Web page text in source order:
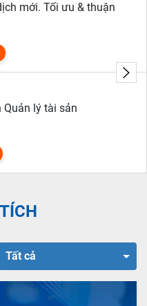
mới. Tối ưu & thuận
Quản lý tài sản
Tất cả